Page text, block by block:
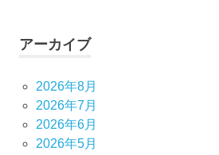
アーカイブ
2026年8月
2026年7月
2026年6月
2026年5月